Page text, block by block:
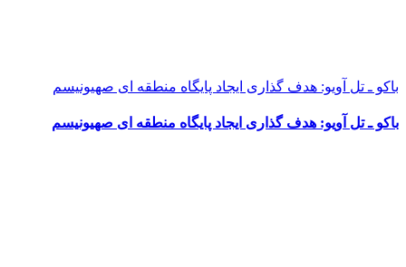
باکو ـ تل آویو: هدف گذاری ایجاد پایگاه منطقه ای صهیونیسم
باکو ـ تل آویو: هدف گذاری ایجاد پایگاه منطقه ای صهیونیسم